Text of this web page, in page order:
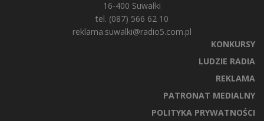
16-400 Suwałki
tel. (087) 566 62 10
reklama.suwalki@radio5.com.pl
KONKURSY
LUDZIE RADIA
REKLAMA
PATRONAT MEDIALNY
POLITYKA PRYWATNOŚCI